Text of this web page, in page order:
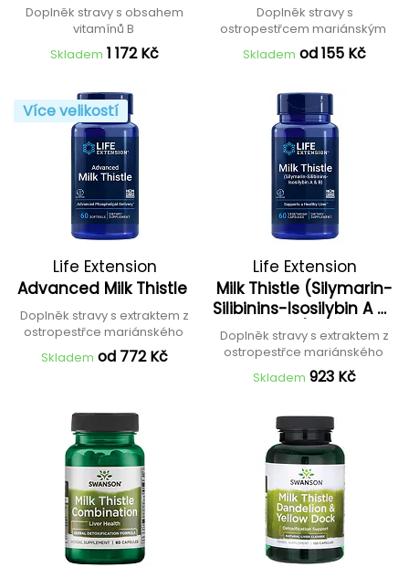
Doplněk stravy s obsahem
vitamínů B
Skladem 1 172 Kč
Doplněk stravy s
ostropestřcem mariánským
Skladem od 155 Kč
Více velikostí
Life Extension
Advanced Milk Thistle
Doplněk stravy s extraktem z
ostropestřce mariánského
Skladem od 772 Kč
Life Extension
Milk Thistle (Silymarin-
Silibinins-Isosilybin A &/
B)
Doplněk stravy s extraktem z
ostropestřce mariánského
Skladem 923 Kč